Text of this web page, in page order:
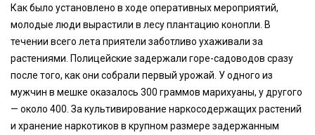
Как было установлено в ходе оперативных мероприятий,
молодые люди вырастили в лесу плантацию конопли. В
течении всего лета приятели заботливо ухаживали за
растениями. Полицейские задержали горе-садоводов сразу
после того, как они собрали первый урожай. У одного из
мужчин в мешке оказалось 300 граммов марихуаны, у другого
— около 400. За культивирование наркосодержащих растений
и хранение наркотиков в крупном размере задержанным